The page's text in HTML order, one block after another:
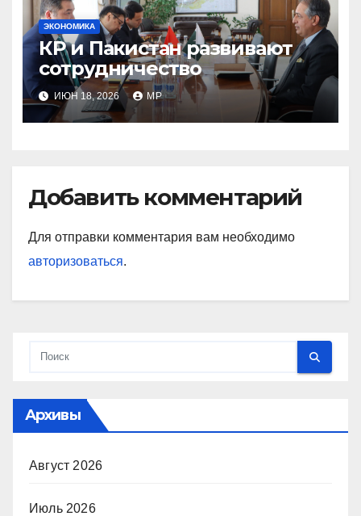
ЭКОНОМИКА
КР и Пакистан развивают
сотрудничество
ИЮН 18, 2026 MP
Добавить комментарий
Для отправки комментария вам необходимо
авторизоваться.
Архивы
Август 2026
Июль 2026